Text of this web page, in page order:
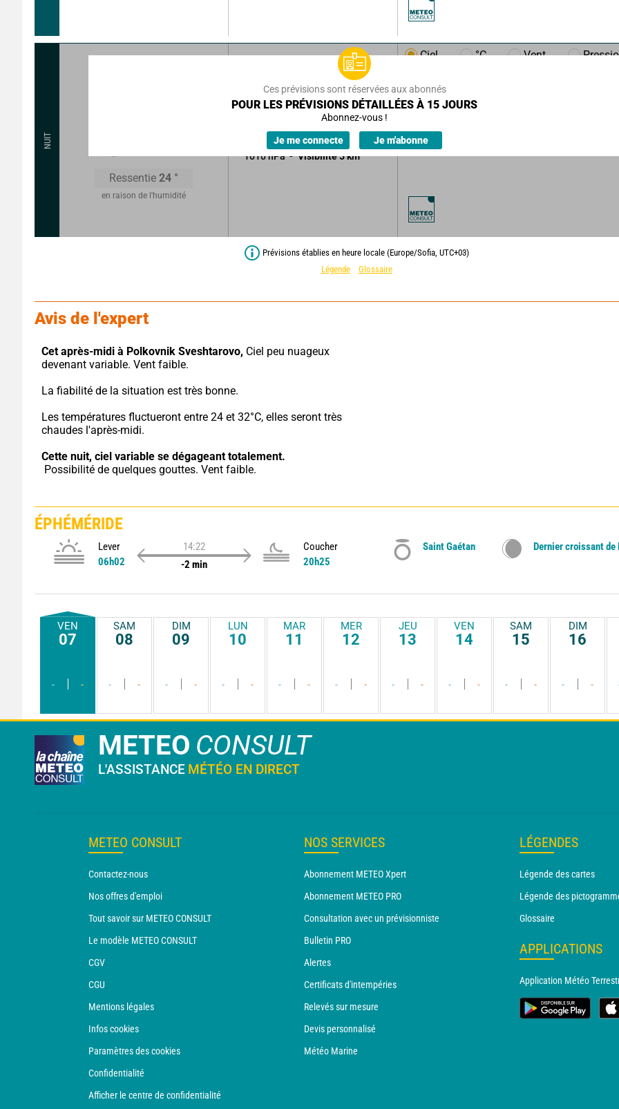
NUIT
Ressentie 24 °
en raison de l'humidité
Rafales à18 km/h
Ciel clair.
Sans précipitations.
1010hPa Visibilité5km
Ciel °C Vent
Ces prévisions sont réservées aux abonnés
POUR LES PRÉVISIONS DÉTAILLÉES À 15 JOURS
Abonnez-vous !
Je me connecte Je m'abonne
Prévisions établies en heure locale (Europe/Sofia, UTC+03)
Légende
Glossaire
Avis de l'expert
Cet après-midi à Polkovnik Sveshtarovo, Ciel peu nuageux
devenant variable. Vent faible.
La fiabilité de la situation est très bonne.
Les températures fluctueront entre 24 et 32°C, elles seront très
chaudes l'après-midi.
Cette nuit, ciel variable se dégageant totalement.
Possibilité de quelques gouttes. Vent faible.
ÉPHÉMÉRIDE
Lever
06h02
14:22
-2 min
Coucher
20h25
Saint Gaétan Dernier croissant de
VEN
07
- -
SAM
08
- -
DIM
09
- -
LUN
10
- -
MAR
11
- -
MER
12
- -
JEU
13
- -
VEN
14
- -
SAM
15
- -
DIM
16
- -
METEO CONSULT
L'ASSISTANCE MÉTÉO EN DIRECT
METEO CONSULT
Contactez-nous
Nos offres d'emploi
Tout savoir sur METEO CONSULT
Le modèle METEO CONSULT
CGV
CGU
Mentions légales
Infos cookies
Paramètres des cookies
Confidentialité
Afficher le centre de confidentialité
NOS SERVICES
Abonnement METEO Xpert
Abonnement METEO PRO
Consultation avec un prévisionniste
Bulletin PRO
Alertes
Certificats d'intempéries
Relevés sur mesure
Devis personnalisé
Météo Marine
LÉGENDES
Légende des cartes
Légende des
Glossaire
APPLICATIONS
Application Météo